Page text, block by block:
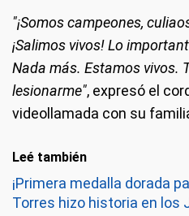
"¡Somos campeones,
¡Salimos vivos! Lo
Nada más. Estamos vivos.
lesionarme", expresó el
videollamada con su
Leé también
¡Primera medalla dorada
Torres hizo historia en los